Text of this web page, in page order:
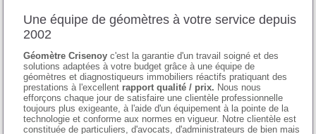
Une équipe de géomètres à votre service depuis
2002
Géomètre Crisenoy c'est la garantie d'un travail soigné et des
solutions adaptées à votre budget grâce à une équipe de
géomètres et diagnostiqueurs immobiliers réactifs pratiquant des
prestations à l'excellent rapport qualité / prix. Nous nous
efforçons chaque jour de satisfaire une clientèle professionnelle
toujours plus exigeante, à l'aide d'un équipement à la pointe de la
technologie et conforme aux normes en vigueur. Notre clientèle est
constituée de particuliers, d'avocats, d'administrateurs de bien mais